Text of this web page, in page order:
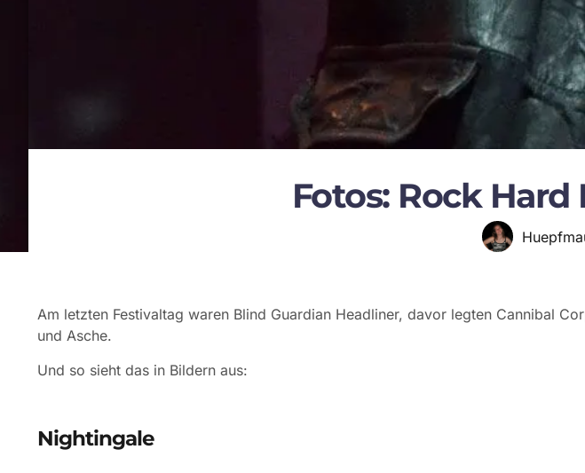
Fotos: Rock Hard
Am letzten Festivaltag waren Blind Guardian Headliner, davor legten Cannibal
und Asche.
Und so sieht das in Bildern aus:
Nightingale